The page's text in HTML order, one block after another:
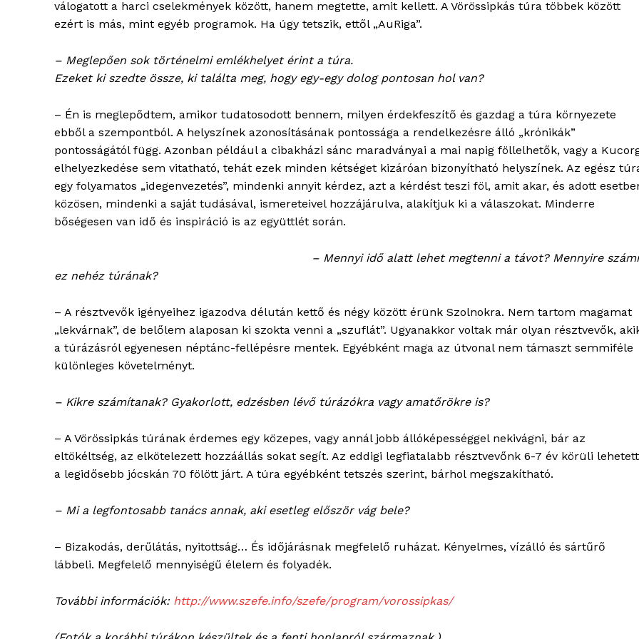
ELŐFIZETÉS
Adatkezelési tájékoztató
válogatott a harci cselekmények között, hanem megtette, amit kellett. A Vörössipkás túra többek között
ezért is más, mint egyéb programok. Ha úgy tetszik, ettől „AuRiga”.
– Meglepően sok történelmi emlékhelyet érint a túra.
Ezeket ki szedte össze, ki találta meg, hogy egy-egy dolog pontosan hol van?
– Én is meglepődtem, amikor tudatosodott bennem, milyen érdekfeszítő és gazdag a túra környezete
ebből a szempontból. A helyszínek azonosításának pontossága a rendelkezésre álló „krónikák”
pontosságától függ. Azonban például a cibakházi sánc maradványai a mai napig föllelhetők, vagy a
elhelyezkedése sem vitatható, tehát ezek minden kétséget kizáróan bizonyítható helyszínek. Az egész
egy folyamatos „idegenvezetés”, mindenki annyit kérdez, azt a kérdést teszi föl, amit akar, és adott
közösen, mindenki a saját tudásával, ismereteivel hozzájárulva, alakítjuk ki a válaszokat. Minderre
bőségesen van idő és inspiráció is az együttlét során.
– Mennyi idő alatt lehet megtenni a távot? Mennyire
ez nehéz túrának?
– A résztvevők igényeihez igazodva délután kettő és négy között érünk Szolnokra. Nem tartom magamat
„lekvárnak”, de belőlem alaposan ki szokta venni a „szuflát”. Ugyanakkor voltak már olyan résztvevők,
a túrázásról egyenesen néptánc-fellépésre mentek. Egyébként maga az útvonal nem támaszt semmiféle
különleges követelményt.
– Kikre számítanak? Gyakorlott, edzésben lévő túrázókra vagy amatőrökre is?
– A Vörössipkás túrának érdemes egy közepes, vagy annál jobb állóképességgel nekivágni, bár az
eltökéltség, az elkötelezett hozzáállás sokat segít. Az eddigi legfiatalabb résztvevőnk 6-7 év körüli
a legidősebb jócskán 70 fölött járt. A túra egyébként tetszés szerint, bárhol megszakítható.
– Mi a legfontosabb tanács annak, aki esetleg először vág bele?
– Bizakodás, derűlátás, nyitottság… És időjárásnak megfelelő ruházat. Kényelmes, vízálló és sártűrő
lábbeli. Megfelelő mennyiségű élelem és folyadék.
További információk: http://www.szefe.info/szefe/program/vorossipkas/